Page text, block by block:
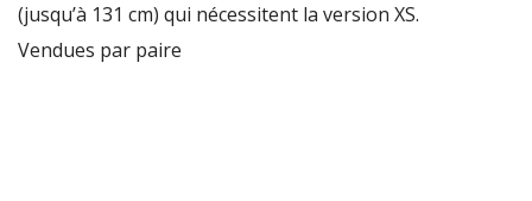
(jusqu’à 131 cm) qui nécessitent la version XS.
Vendues par paire